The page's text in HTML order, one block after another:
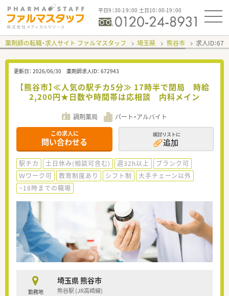
平日9：30-19：00 土日10：00-19：00
薬剤師の転職・求人サイト ファルマスタッフ 埼玉県 熊谷市 求人ID：
更新日： 2026/06/30 薬剤師求人ID： 672943
【熊谷市】≪人気の駅チカ5分≫ 17時半で閉局 時給
2,200円★日数や時間帯は応相談 内科メイン
調剤薬局 パート・アルバイト
この求人に
問い合わせる
検討リストに
追加
駅チカ 土日休み(相談可含む) 週32h以上
ブランク可
Ｗワーク可
教育制度あり シフト制
大手チェーン以外
~18時までの職場
勤務地
埼玉県 熊谷市
熊谷駅 (JR高崎線)